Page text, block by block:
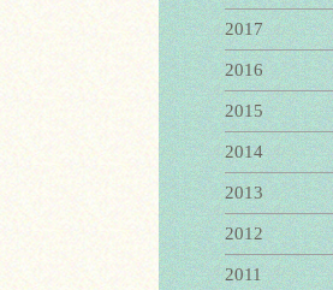
2017
2016
2015
2014
2013
2012
2011